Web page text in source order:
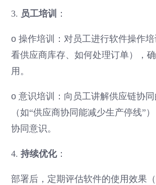
3. 员工培训 ：
o操作培训：对员工进行软件操作
看供应商库存、如何处理订单），
用。
o意识培训：向员工讲解供应链协
（如“供应商协同能减少生产停线”
协同意识。
4.持续优化：
部署后，定期评估软件的使用效果